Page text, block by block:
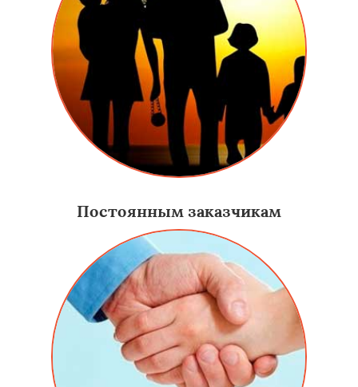
Постоянным заказчикам